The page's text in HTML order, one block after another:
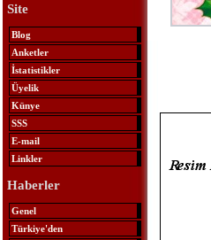
Site
Blog
Anketler
İstatistikler
Üyelik
Künye
SSS
E-mail
Linkler
Haberler
Genel
Türkiye'den